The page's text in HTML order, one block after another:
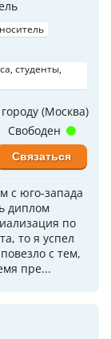
носитель
студенты,
(Москва)
с юго-запада
диплом
по
то я успел
с тем,
пре...
Свободен
Связаться